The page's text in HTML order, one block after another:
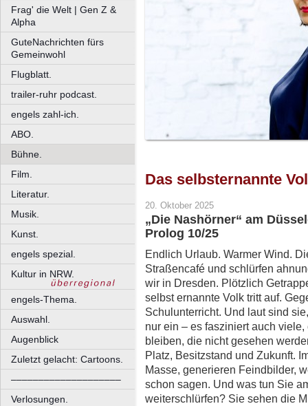
Frag' die Welt | Gen Z &
Alpha
GuteNachrichten fürs
Gemeinwohl
Flugblatt.
trailer-ruhr podcast.
engels zahl-ich.
ABO.
Bühne.
Film.
Literatur.
Musik.
Kunst.
engels spezial.
Kultur in NRW.
engels-Thema.
Auswahl.
Augenblick
Zuletzt gelacht: Cartoons.
––––––––––––––––––––
Verlosungen.
Das selbsternannte
20. Oktober 2025
„Die Nashörner“ am
Prolog 10/25
Endlich Urlaub. Warmer Wind.
Straßencafé und schlürfen
wir in Dresden. Plötzlich
selbst ernannte Volk tritt auf.
Schulunterricht. Und laut sind
nur ein – es fasziniert auch
bleiben, die nicht gesehen
Platz, Besitzstand und Zukunft.
Masse, generieren Feindbilder,
schon sagen. Und was tun Sie
weiterschlürfen? Sie sehen die